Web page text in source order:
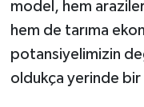
model, hem
hem de tarıma
potansiyelimizin
oldukça yerinde bir